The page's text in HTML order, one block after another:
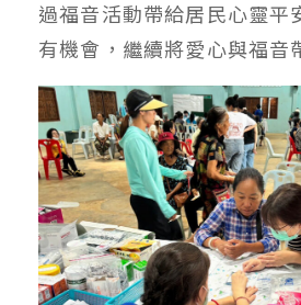
過福音活動帶給居民心靈平
有機會，繼續將愛心與福音